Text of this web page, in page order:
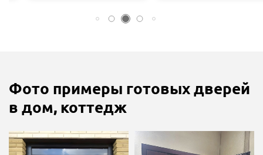
Фото примеры готовых дверей
в дом, коттедж